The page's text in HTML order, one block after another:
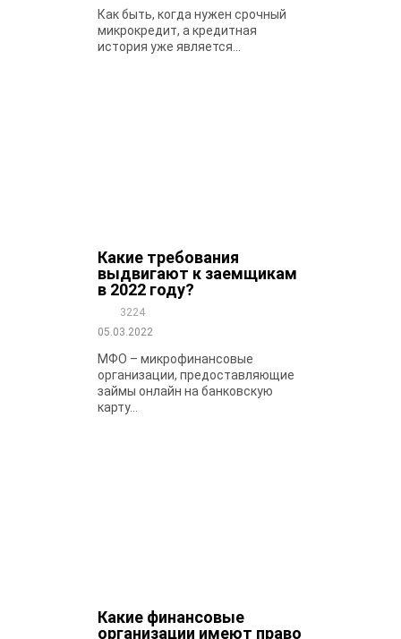
Как быть, когда нужен срочный
микрокредит, а кредитная
история уже является...
Какие требования
выдвигают к заемщикам
в 2022 году?
3224
05.03.2022
МФО – микрофинансовые
организации, предоставляющие
займы онлайн на банковскую
карту...
Какие финансовые
организации имеют право